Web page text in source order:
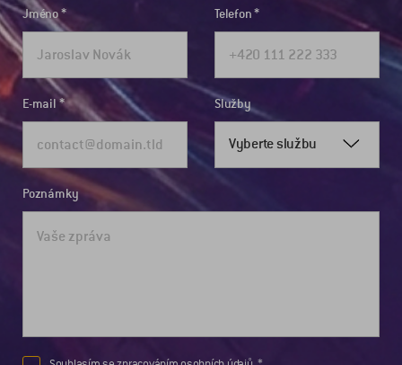
Jméno Telefon
E-mail Služby
Vyberte službu
Poznámky